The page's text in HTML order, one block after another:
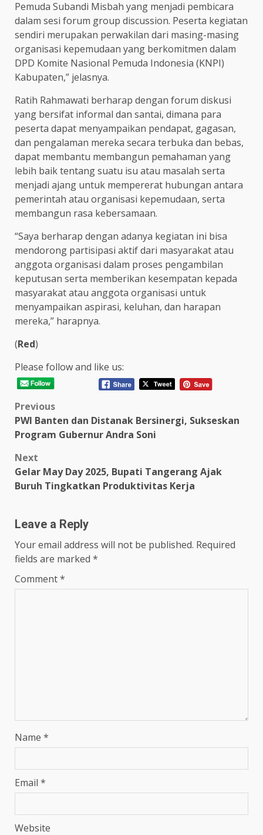
Pemuda Subandi Misbah yang menjadi pembicara
dalam sesi forum group discussion. Peserta kegiatan
sendiri merupakan perwakilan dari masing-masing
organisasi kepemudaan yang berkomitmen dalam
DPD Komite Nasional Pemuda Indonesia (KNPI)
Kabupaten,” jelasnya.
Ratih Rahmawati berharap dengan forum diskusi
yang bersifat informal dan santai, dimana para
peserta dapat menyampaikan pendapat, gagasan,
dan pengalaman mereka secara terbuka dan bebas,
dapat membantu membangun pemahaman yang
lebih baik tentang suatu isu atau masalah serta
menjadi ajang untuk mempererat hubungan antara
pemerintah atau organisasi kepemudaan, serta
membangun rasa kebersamaan.
“Saya berharap dengan adanya kegiatan ini bisa
mendorong partisipasi aktif dari masyarakat atau
anggota organisasi dalam proses pengambilan
keputusan serta memberikan kesempatan kepada
masyarakat atau anggota organisasi untuk
menyampaikan aspirasi, keluhan, dan harapan
mereka,” harapnya.
(Red)
Please follow and like us:
Post
navigation
Previous
PWI Banten dan Distanak Bersinergi, Sukseskan
Program Gubernur Andra Soni
Next
Gelar May Day 2025, Bupati Tangerang Ajak
Buruh Tingkatkan Produktivitas Kerja
Leave a Reply
Your email address will not be published. Required
fields are marked *
Comment*
Name *
Email *
Website